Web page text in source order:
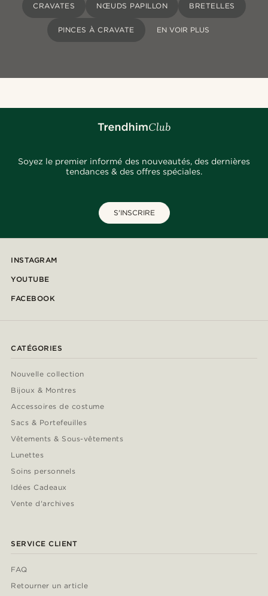
CRAVATES NŒUDS PAPILLON BRETELLES
PINCES À CRAVATE EN VOIR PLUS
Soyez le premier informé des nouveautés, des dernières
tendances & des offres spéciales.
S'INSCRIRE
INSTAGRAM
YOUTUBE
FACEBOOK
CATÉGORIES
Nouvelle collection
Bijoux & Montres
Accessoires de costume
Sacs & Portefeuilles
Vêtements & Sous-vêtements
Lunettes
Soins personnels
Idées Cadeaux
Vente d'archives
SERVICE CLIENT
FAQ
Retourner un article